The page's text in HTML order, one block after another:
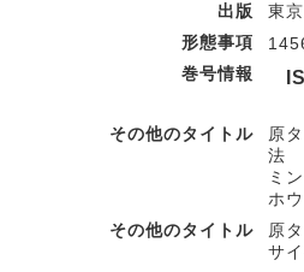
出版
東
形態事項
巻号情報
その他のタイトル
原
法
ミ
ホウ
その他のタイトル
原
サ